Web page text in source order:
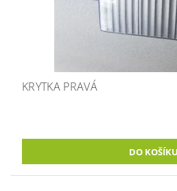
KRYTKA PRAVÁ